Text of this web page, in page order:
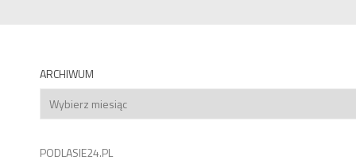
ARCHIWUM
Archiwum
PODLASIE24.PL